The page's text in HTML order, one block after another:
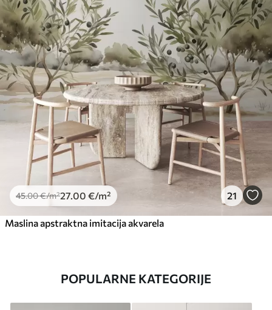
45.00€/m²27 .00 €/m² 21
Maslina apstraktna imitacija akvarela
POPULARNE KATEGORIJE